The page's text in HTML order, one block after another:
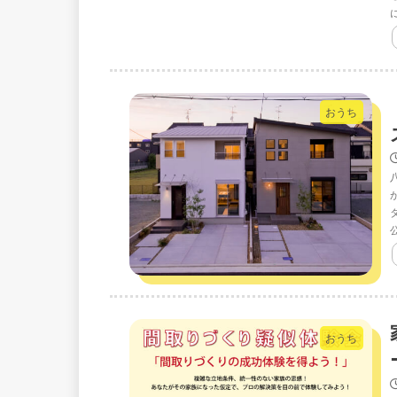
おうち
おうち